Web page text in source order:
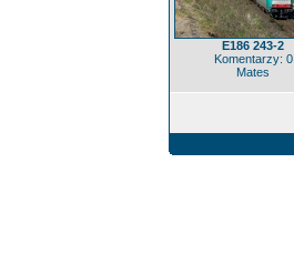
E186 243-2
Komentarzy: 0
Mates